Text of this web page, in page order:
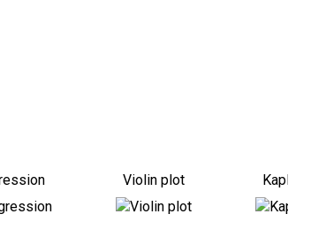
Violin plot Kaplan-